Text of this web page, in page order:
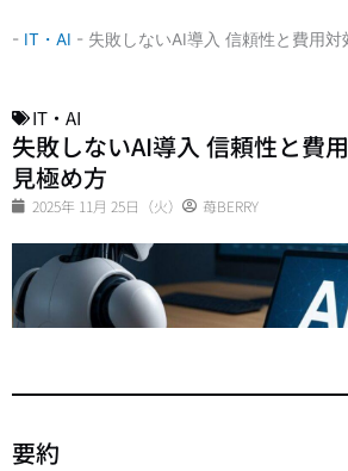
- IT・AI - 失敗しないAI導入 信頼性と費用
IT・AI
失敗しないAI導入 信頼性と費
見極め方
2025年 11月 25日（火） 苺BERRY
要約